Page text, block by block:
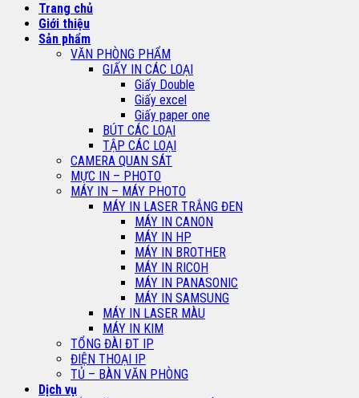
Trang chủ
Giới thiệu
Sản phẩm
VĂN PHÒNG PHẨM
GIẤY IN CÁC LOẠI
Giấy Double
Giấy excel
Giấy paper one
BÚT CÁC LOẠI
TẬP CÁC LOẠI
CAMERA QUAN SÁT
MỰC IN – PHOTO
MÁY IN – MÁY PHOTO
MÁY IN LASER TRẮNG ĐEN
MÁY IN CANON
MÁY IN HP
MÁY IN BROTHER
MÁY IN RICOH
MÁY IN PANASONIC
MÁY IN SAMSUNG
MÁY IN LASER MÀU
MÁY IN KIM
TỔNG ĐÀI ĐT IP
ĐIỆN THOẠI IP
TỦ – BÀN VĂN PHÒNG
Dịch vụ